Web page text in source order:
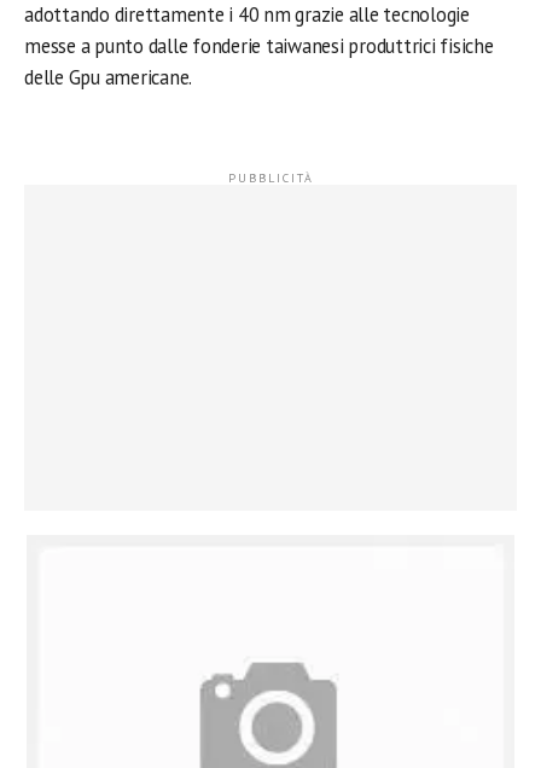
adottando direttamente i 40 nm grazie alle tecnologie
messe a punto dalle fonderie taiwanesi produttrici fisiche
delle Gpu americane.